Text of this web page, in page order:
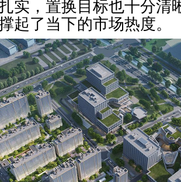
实，置换目标也十分清
起了当下的市场热度。